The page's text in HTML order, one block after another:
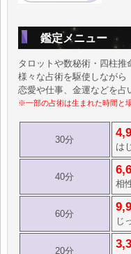
鑑定メニュー
タロットや数秘術・四柱推
様々な占術を駆使しながら
恋愛や仕事、金運などを占
※一部の占術は生まれた時間と
30分
は
40分
相
60分
じ
20分